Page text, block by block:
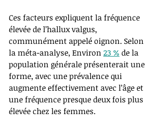
Ces facteurs expliquent la fréquence
élevée de l’hallux valgus,
communément appelé oignon. Selon
la méta-analyse, Environ 23 % de la
population générale présenterait une
forme, avec une prévalence qui
augmente effectivement avec l’âge et
une fréquence presque deux fois plus
élevée chez les femmes.